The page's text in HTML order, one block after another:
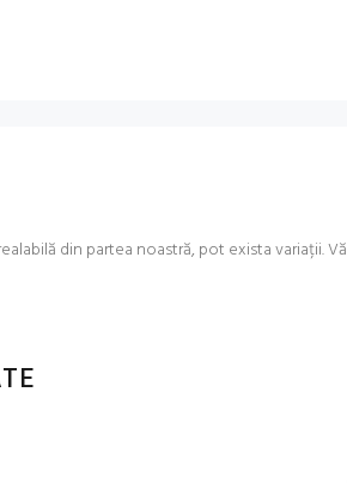
din partea noastră, pot exista variații.